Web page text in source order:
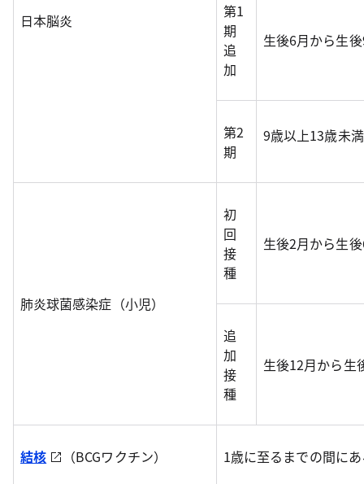
日本脳炎
第1
期
追
加
生後6月から生
第2
期
9歳以上
肺炎球菌感染症（小児）
初
回
接
種
生後2月から生
追
加
接
種
生後12月から生
結核 （BCGワクチン） 1歳に至るまでの間に